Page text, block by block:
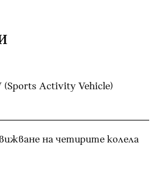
(Sports Activity Vehicle)
на четирите колела